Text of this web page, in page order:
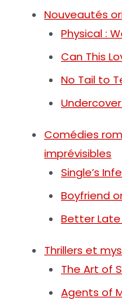
Nouveautés
Physical :
Can This
No Tail to
Comédies
imprévisibles
Single’s
Boyfriend
Better Late
Thrillers et
The Art of
Agents of